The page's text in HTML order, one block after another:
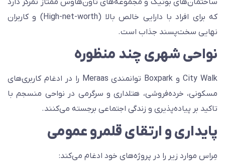
که برای افراد با دارایی خالص بالا (High-net-worth) و کاربران
سخت‌پسند جذاب است.
شهری چند منظوره
City Walk و Boxpark توانمندی Meraas را در ادغام کاربری‌های
خرده‌فروشی، هتلداری و سرگرمی در نواحی منسجم با
بر پیاده‌پذیری و زندگی اجتماعی برجسته می‌کنند.
و ارتقای قلمرو عمومی
موارد زیر را در پروژه‌های خود ادغام می‌کند: